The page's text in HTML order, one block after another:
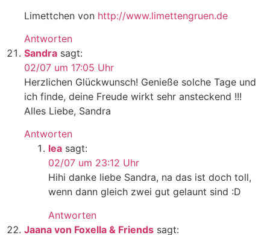
Limettchen von http://www.limettengruen.de
Antworten
Sandra sagt:
02/07 um 17:05 Uhr
Herzlichen Glückwunsch! Genieße solche Tage und
ich finde, deine Freude wirkt sehr ansteckend !!!
Alles Liebe, Sandra
Antworten
lea sagt:
02/07 um 23:12 Uhr
Hihi danke liebe Sandra, na das ist doch toll,
wenn dann gleich zwei gut gelaunt sind :D
Antworten
Jaana von Foxella & Friends sagt: